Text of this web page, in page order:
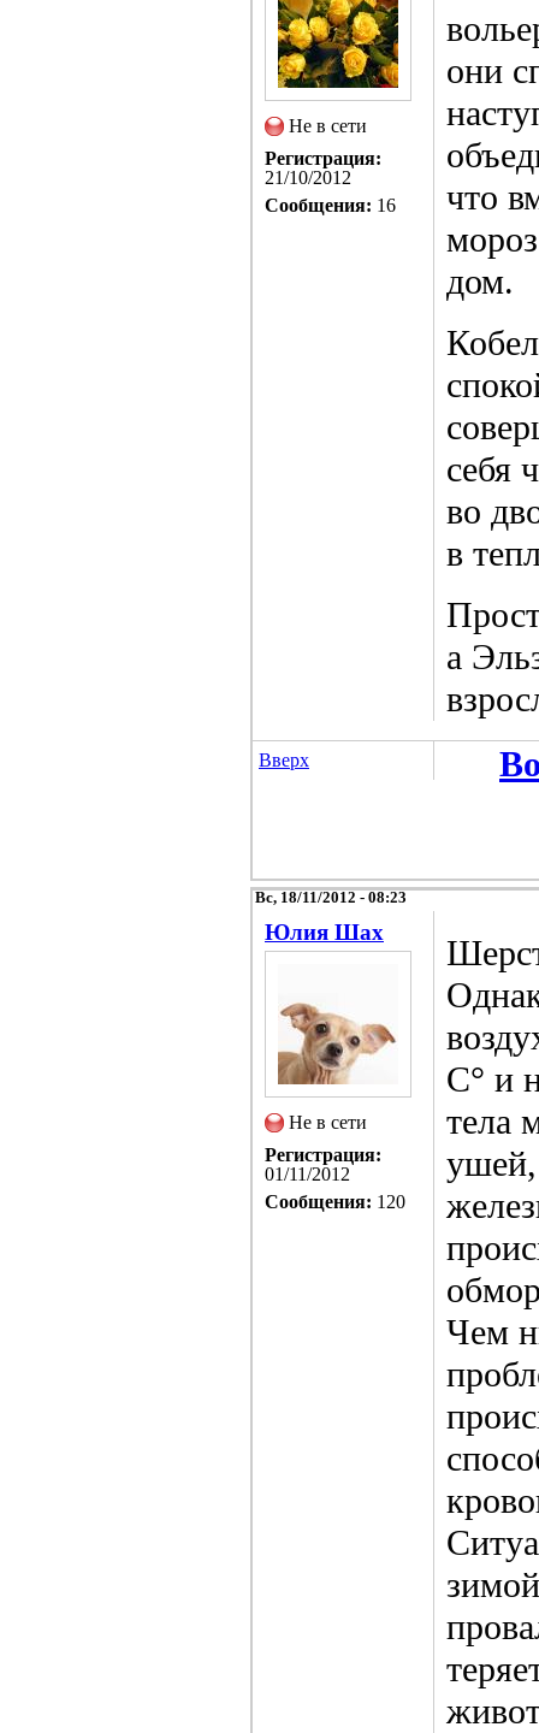
Не в сети
Регистрация:
21/10/2012
Сообщения: 16
они
что
дом.
себя
во
в
а
Вверх
Вс, 18/11/2012 - 08:23
Юлия Шах
Не в сети
Регистрация:
01/11/2012
Сообщения: 120
С° и
тела
Чем